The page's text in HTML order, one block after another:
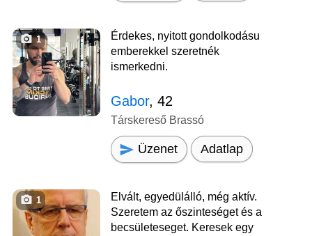
1
Érdekes, nyitott gondolkodásu
emberekkel szeretnék
ismerkedni.
Gabor, 42
Társkereső Brassó
Üzenet Adatlap
1
Elvált, egyedülálló, még aktív.
Szeretem az őszinteséget és a
becsületeseget. Keresek egy